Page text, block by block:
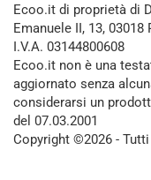
Ecoo.it di proprietà di
Emanuele II, 13,
I.V.A. 03144800608
Ecoo.it non è una
aggiornato senza
considerarsi un
del 07.03.2001
Copyright ©2026 -